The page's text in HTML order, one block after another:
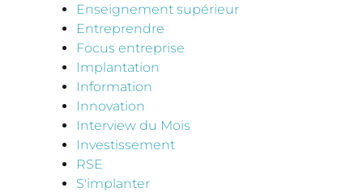
Enseignement supérieur
Entreprendre
Focus entreprise
Implantation
Information
Innovation
Interview du Mois
Investissement
RSE
S'implanter